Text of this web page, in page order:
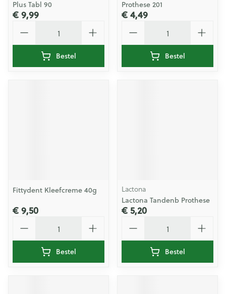
Plus Tabl 90
€ 9,99
Bestel
Prothese 201
€ 4,49
Bestel
Fittydent Kleefcreme 40g
€ 9,50
Bestel
Lactona
Lactona Tandenb Prothese
€ 5,20
Bestel